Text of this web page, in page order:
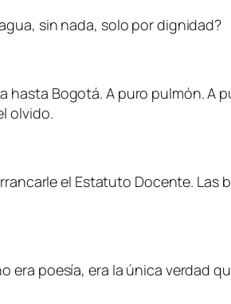
sin nada, solo por dignidad?
Bogotá. A puro pulmón. A
olvido.
el Estatuto Docente. Las
era poesía, era la única verdad